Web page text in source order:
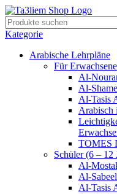
Kategorie
Arabische Lehrpläne
Für Erwachsene
Al-
Al-
Al-Tasis
Arabisch
TOMES
Schüler (6 – 12
Al-
Al-
Al-Tasis